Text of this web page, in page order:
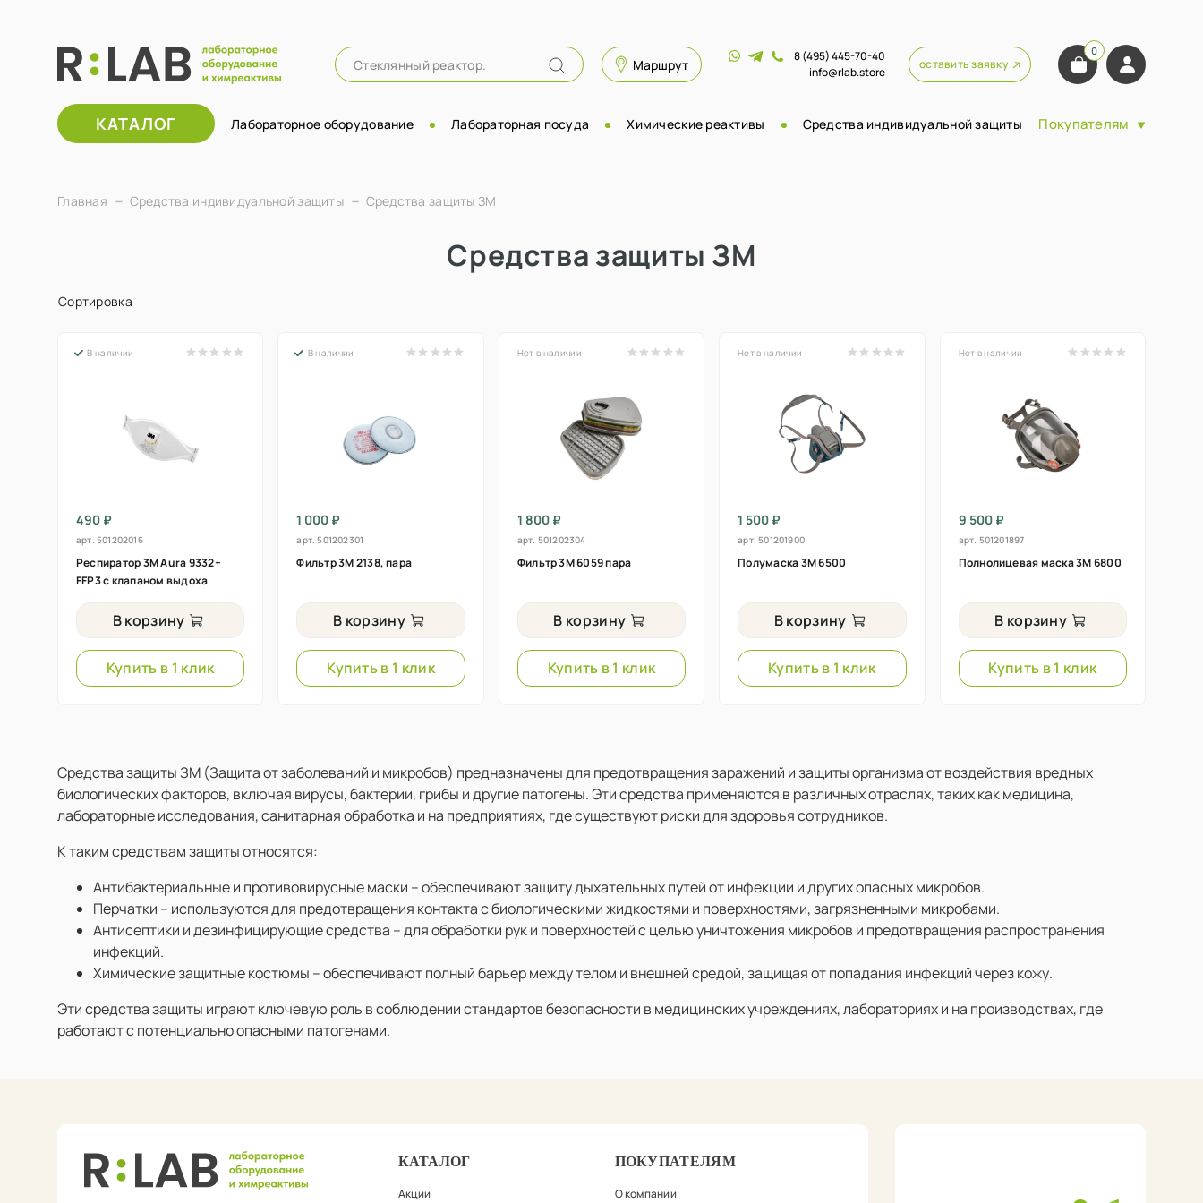
Маршрут
8 (495) 445-70-40
info@rlab.store
оставить заявку
0
КАТАЛОГ Лабораторное оборудование Лабораторная посуда Химические реактивы Средства индивидуальной защиты Покупателям
Главная Средства индивидуальной защиты Средства защиты ЗМ
Средства защиты ЗМ
Сортировка
В наличии
490 ₽
арт. 501202016
Респиратор 3M Aura 9332+
FFP3 c клапаном выдоха
В корзину
Купить в 1 клик
В наличии
1 000 ₽
арт.501202301
Фильтр 3M 2138, пара
В корзину
Купить в 1 клик
Нет в наличии
1 800 ₽
арт. 501202304
Фильтр 3М 6059 пара
В корзину
Купить в 1 клик
Нет в наличии
1 500 ₽
арт.501201900
Полумаска 3М 6500
В корзину
Купить в 1 клик
Нет в наличии
9 500 ₽
арт. 501201897
Полнолицевая маска 3М 6800
В корзину
Купить в 1 клик
Средства защиты ЗМ (Защита от заболеваний и микробов) предназначены для предотвращения заражений и защиты организма от воздействия вредных
биологических факторов, включая вирусы, бактерии, грибы и другие патогены. Эти средства применяются в различных отраслях, таких как медицина,
лабораторные исследования, санитарная обработка и на предприятиях, где существуют риски для здоровья сотрудников.
К таким средствам защиты относятся:
Антибактериальные и противовирусные маски – обеспечивают защиту дыхательных путей от инфекции и других опасных микробов.
Перчатки – используются для предотвращения контакта с биологическими жидкостями и поверхностями, загрязненными микробами.
Антисептики и дезинфицирующие средства – для обработки рук и поверхностей с целью уничтожения микробов и предотвращения распространения
инфекций.
Химические защитные костюмы – обеспечивают полный барьер между телом и внешней средой, защищая от попадания инфекций через кожу.
Эти средства защиты играют ключевую роль в соблюдении стандартов безопасности в медицинских учреждениях, лабораториях и на производствах, где
работают с потенциально опасными патогенами.
КАТАЛОГ
Акции
ПОКУПАТЕЛЯМ
О компании